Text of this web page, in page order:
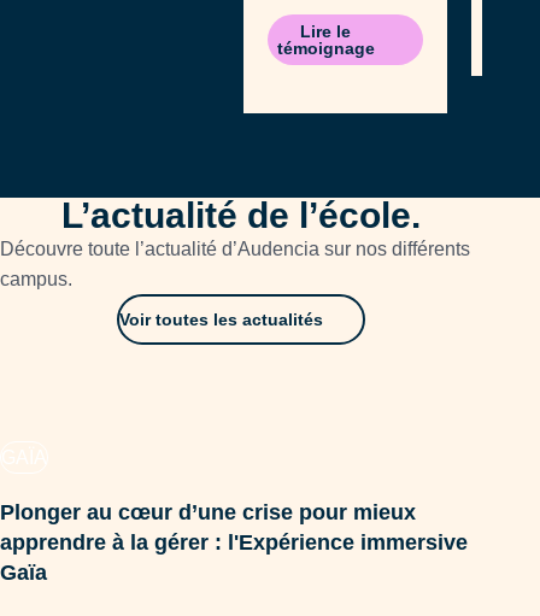
Lire le
témoignage
L’actualité de l’école.
Découvre toute l’actualité d’Audencia sur nos différents
campus.
Voir toutes les actualités
Plonger au cœur d’une crise pour mieux
apprendre à la gérer : l'Expérience immersive
Gaïa